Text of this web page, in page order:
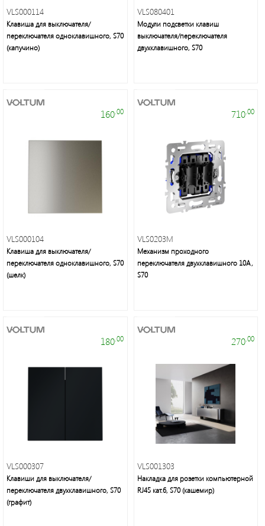
лампы
Электроустановочные
Интерьерное
освещение,
VLS000114
Клавиша для выключателя/
переключателя одноклавишного, S70
(капучино)
VLS080401
Модули подсветки клавиш
выключателя/переключателя
двухклавишного, S70
160.00
VLS000104
Клавиша для выключателя/
переключателя одноклавишного, S70
(шелк)
710.00
VLS0203M
Механизм проходного
переключателя двухклавишного 10А,
S70
180.00
VLS000307
Клавиши для выключателя/
переключателя двухклавишного, S70
(графит)
270.00
VLS001303
Накладка для розетки компьютерной
RJ45 кат.6, S70 (кашемир)